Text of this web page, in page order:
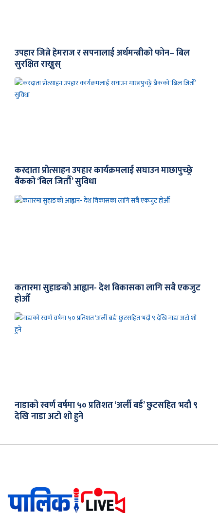
उपहार जित्ने हेमराज र सपनालाई अर्थमन्त्रीको फोन– बिल
सुरक्षित राख्नुस्
करदाता प्रोत्साहन उपहार कार्यक्रमलाई सघाउन माछापुच्छ्रे
बैंकको ‘बिल जितौँ’ सुविधा
कतारमा सुहाङकाे आह्वान- देश विकासका लागि सबै एकजुट
होऔँ
नाडाको स्वर्ण वर्षमा ५० प्रतिशत ‘अर्ली बर्ड’ छुटसहित भदौ ९
देखि नाडा अटो शो हुने